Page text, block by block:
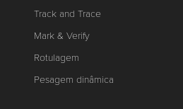
Track and Trace
Mark & Verify
Rotulagem
Pesagem dinâmica